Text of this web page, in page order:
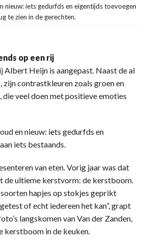
nieuw: iets gedurfds en eigentijds toevoegen
te zien in de gerechten.
op een rij
Albert Heijn is aangepast. Naast de al
contrastkleuren zoals groen en
veel doen met positieve emoties
en nieuw: iets gedurfds en
iets bestaands.
van eten. Vorig jaar was dat
de ultieme kerstvorm: de kerstboom.
hapjes op stokjes geprikt
of echt iedereen het kan”, grapt
langskomen van Van der Zanden,
kerstboom in de keuken.